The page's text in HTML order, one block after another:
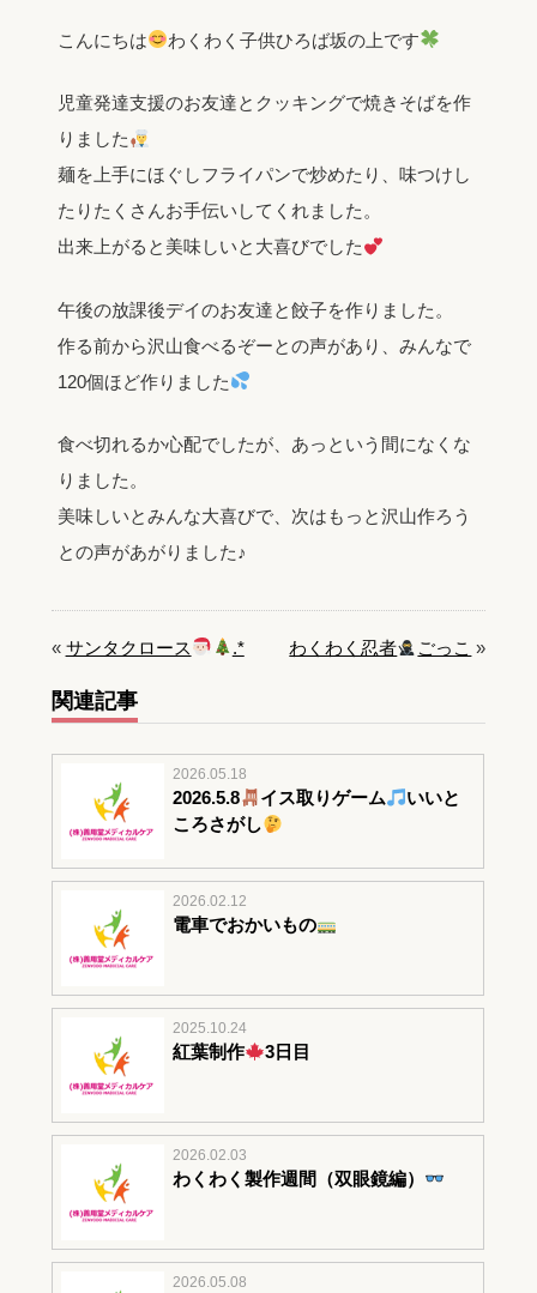
こんにちは わくわく子供ひろば坂の上です
児童発達支援のお友達とクッキングで焼きそばを作
りました
麺を上手にほぐしフライパンで炒めたり、味つけし
たりたくさんお手伝いしてくれました。
出来上がると美味しいと大喜びでした
午後の放課後デイのお友達と餃子を作りました。
作る前から沢山食べるぞーとの声があり、みんなで
120個ほど作りました
食べ切れるか心配でしたが、あっという間になくな
りました。
美味しいとみんな大喜びで、次はもっと沢山作ろう
との声があがりました♪
« サンタクロース .* わくわく忍者 ごっこ »
関連記事
2026.05.18
2026.5.8 イス取りゲーム
いいと
ころさがし
2026.02.12
電車でおかいもの
2025.10.24
紅葉制作 3日目
2026.02.03
わくわく製作週間（双眼鏡編）
2026.05.08